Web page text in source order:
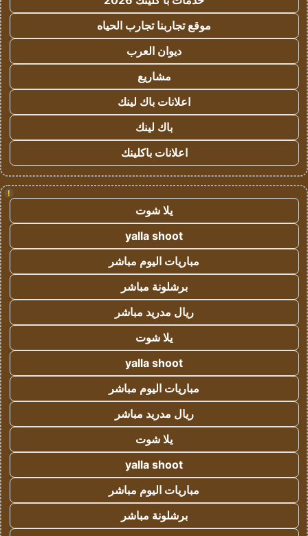
موقع تجاربنا تجارب الحياه
ديوان العرب
مشاريع
اعلانات باك لينك
باك لينك
اعلانات باكلينك
!
يلا شوت
yalla shoot
مباريات اليوم مباشر
برشلونة مباشر
ريال مدريد مباشر
يلا شوت
yalla shoot
مباريات اليوم مباشر
ريال مدريد مباشر
يلا شوت
yalla shoot
مباريات اليوم مباشر
برشلونة مباشر